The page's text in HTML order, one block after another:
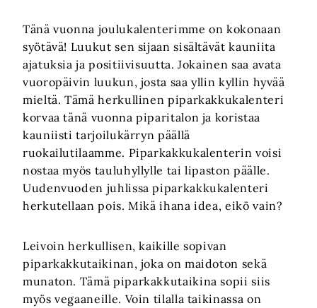
Tänä vuonna joulukalenterimme on kokonaan
syötävä! Luukut sen sijaan sisältävät kauniita
ajatuksia ja positiivisuutta. Jokainen saa avata
vuoropäivin luukun, josta saa yllin kyllin hyvää
mieltä. Tämä herkullinen piparkakkukalenteri
korvaa tänä vuonna piparitalon ja koristaa
kauniisti tarjoilukärryn päällä
ruokailutilaamme. Piparkakkukalenterin voisi
nostaa myös tauluhyllylle tai lipaston päälle.
Uudenvuoden juhlissa piparkakkukalenteri
herkutellaan pois. Mikä ihana idea, eikö vain?
Leivoin herkullisen, kaikille sopivan
piparkakkutaikinan, joka on maidoton sekä
munaton. Tämä piparkakkutaikina sopii siis
myös vegaaneille. Voin tilalla taikinassa on